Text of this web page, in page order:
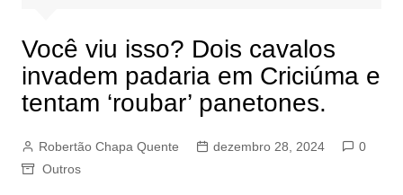
Você viu isso? Dois cavalos
invadem padaria em Criciúma e
tentam ‘roubar’ panetones.
Robertão Chapa Quente dezembro 28, 2024
0
Outros